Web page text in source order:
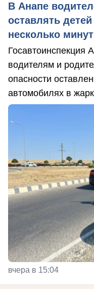
В Анапе
оставлять
несколько минут
Госавтоинспекция
водителям и
опасности
автомобилях в
вчера в 15:04